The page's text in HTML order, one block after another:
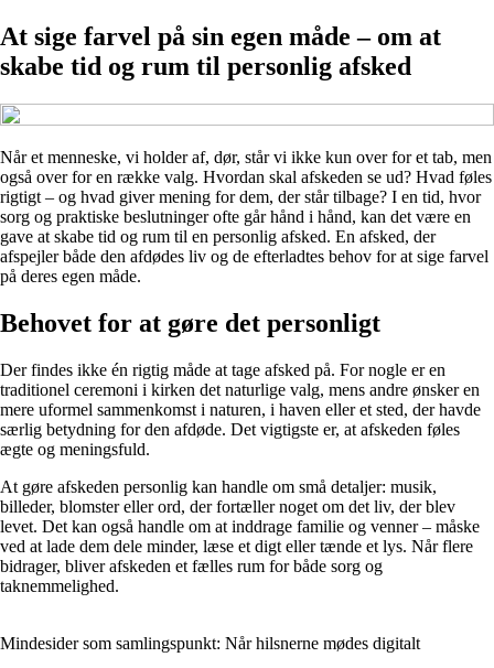
At sige farvel på sin egen måde – om at
skabe tid og rum til personlig afsked
Når et menneske, vi holder af, dør, står vi ikke kun over for et tab, men
også over for en række valg. Hvordan skal afskeden se ud? Hvad føles
rigtigt – og hvad giver mening for dem, der står tilbage? I en tid, hvor
sorg og praktiske beslutninger ofte går hånd i hånd, kan det være en
gave at skabe tid og rum til en personlig afsked. En afsked, der
afspejler både den afdødes liv og de efterladtes behov for at sige farvel
på deres egen måde.
Behovet for at gøre det personligt
Der findes ikke én rigtig måde at tage afsked på. For nogle er en
traditionel ceremoni i kirken det naturlige valg, mens andre ønsker en
mere uformel sammenkomst i naturen, i haven eller et sted, der havde
særlig betydning for den afdøde. Det vigtigste er, at afskeden føles
ægte og meningsfuld.
At gøre afskeden personlig kan handle om små detaljer: musik,
billeder, blomster eller ord, der fortæller noget om det liv, der blev
levet. Det kan også handle om at inddrage familie og venner – måske
ved at lade dem dele minder, læse et digt eller tænde et lys. Når flere
bidrager, bliver afskeden et fælles rum for både sorg og
taknemmelighed.
Mindesider som samlingspunkt: Når hilsnerne mødes digitalt